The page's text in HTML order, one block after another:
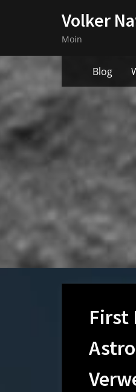
Volker
Moin
Blog
First